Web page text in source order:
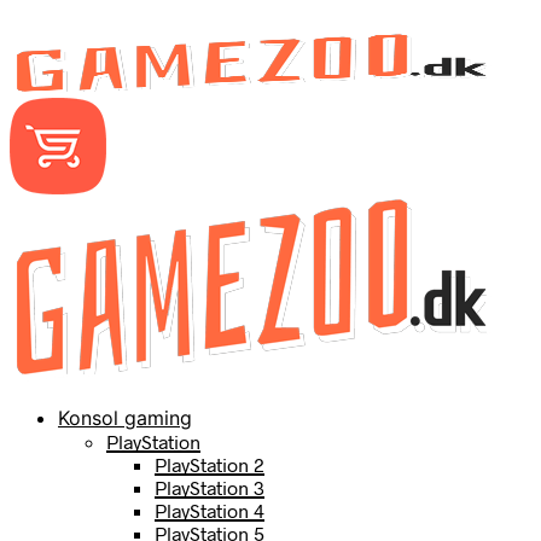
Konsol gaming
PlayStation
PlayStation 2
PlayStation 3
PlayStation 4
PlayStation 5